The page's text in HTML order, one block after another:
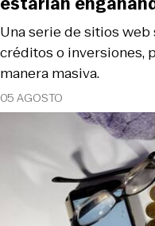
05 AGOSTO
Una serie de sitios
créditos o inversiones,
manera masiva.